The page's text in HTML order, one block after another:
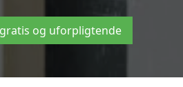
og uforpligtende